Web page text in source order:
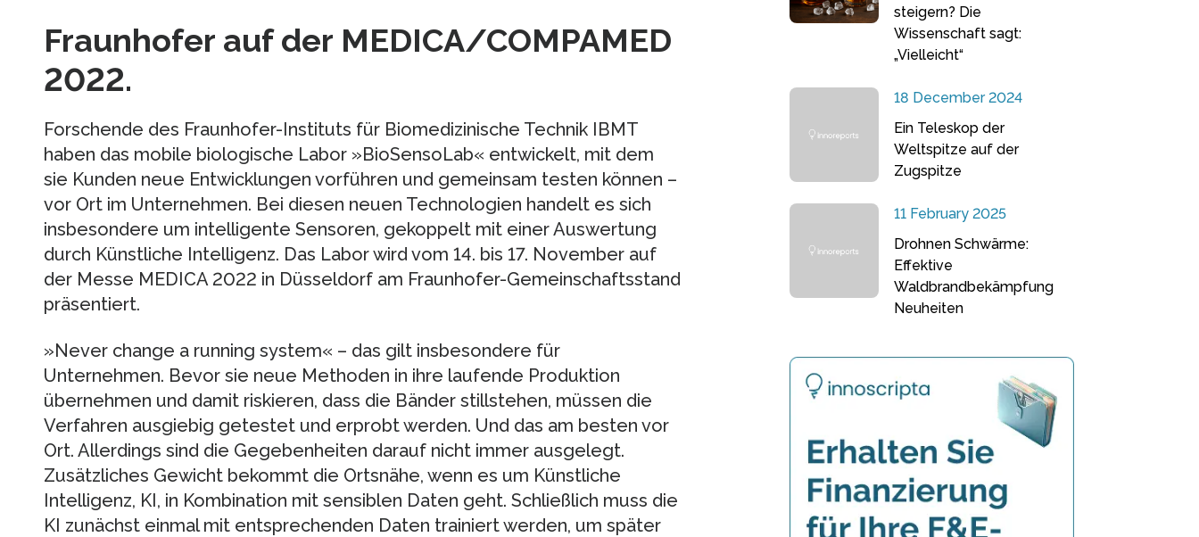
Fraunhofer auf der MEDICA/COMPAMED
2022.
Forschende des Fraunhofer-Instituts für Biomedizinische Technik IBMT
haben das mobile biologische Labor »BioSensoLab« entwickelt, mit dem
sie Kunden neue Entwicklungen vorführen und gemeinsam testen können –
vor Ort im Unternehmen. Bei diesen neuen Technologien handelt es sich
insbesondere um intelligente Sensoren, gekoppelt mit einer Auswertung
durch Künstliche Intelligenz. Das Labor wird vom 14. bis 17. November auf
der Messe MEDICA 2022 in Düsseldorf am Fraunhofer-Gemeinschaftsstand
präsentiert.
»Never change a running system« – das gilt insbesondere für
Unternehmen. Bevor sie neue Methoden in ihre laufende Produktion
übernehmen und damit riskieren, dass die Bänder stillstehen, müssen die
Verfahren ausgiebig getestet und erprobt werden. Und das am besten vor
Ort. Allerdings sind die Gegebenheiten darauf nicht immer ausgelegt.
Zusätzliches Gewicht bekommt die Ortsnähe, wenn es um Künstliche
Intelligenz, KI, in Kombination mit sensiblen Daten geht. Schließlich muss die
KI zunächst einmal mit entsprechenden Daten trainiert werden, um später
steigern? Die
Wissenschaft sagt:
„Vielleicht“
18 December 2024
Ein Teleskop der
Weltspitze auf der
Zugspitze
11 February 2025
Drohnen Schwärme:
Effektive
Waldbrandbekämpfung
Neuheiten